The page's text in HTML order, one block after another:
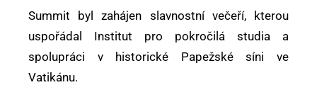
Summit byl zahájen slavnostní večeří, kterou
uspořádal Institut pro pokročilá studia a
spolupráci v historické Papežské síni ve
Vatikánu.